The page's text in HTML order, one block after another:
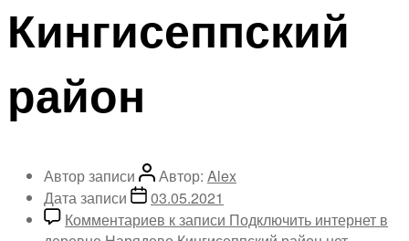
Кингисеппский
район
Автор записи Автор: Alex
Дата записи
03.05.2021
Комментариев к записи Подключить интернет в